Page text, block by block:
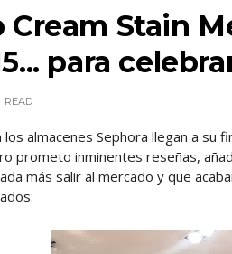
Cream Stain
para celebrar
READ
almacenes Sephora llegan a su
prometo inminentes reseñas,
más salir al mercado y que